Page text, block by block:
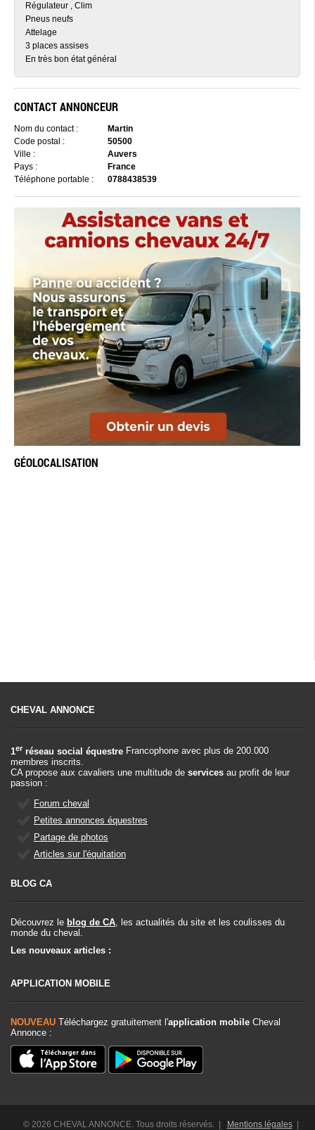
Régulateur , Clim
Pneus neufs
Attelage
3 places assises
En très bon état général
CONTACT ANNONCEUR
Nom du contact :
Martin
Code postal :
50500
Ville :
Auvers
Pays :
France
Téléphone portable :
0788438539
GÉOLOCALISATION
CHEVAL ANNONCE
1er réseau social équestre Francophone avec plus de 200.000
membres inscrits.
CA propose aux cavaliers une multitude de services au profit de leur
passion :
Forum cheval
Petites annonces équestres
Partage de photos
Articles sur l'équitation
BLOG CA
Découvrez le blog de CA , les actualités du site et les coulisses du
monde du cheval.
Les nouveaux articles :
APPLICATION MOBILE
NOUVEAU Téléchargez gratuitement l'application mobile Cheval
Annonce :
© 2026 CHEVAL ANNONCE. Tous droits réservés. | Mentions légales|